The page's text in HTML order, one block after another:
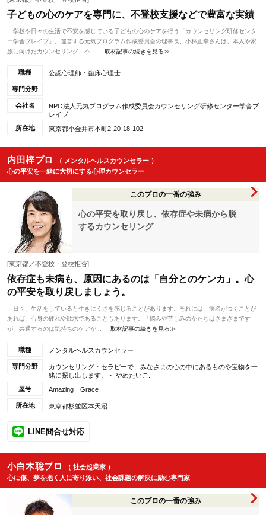
子どもの心のケアを専門に、不登校支援などで豊富な実績
学校や日々の生活で不安を感じている子どもの心のケアを行う「カウンセリング研修センタ
ー学舎ブレイブ」。運営する元気プログラム作成委員会の理事長、小林正幸さんは、本人や家
族に向けたカウンセリング、不...
取材記事の続きを見る≫
職種 公認心理師・臨床心理士
専門分野
会社名
NPO法人元気プログラム作成委員会カウンセリング研修センター学舎ブ
レイブ
所在地
東京都小金井市本町2-20-18-102
内田梓プロ
（ メンタルヘルスカウンセラー ）
心の平安を一緒に大切にする心理カウンセラー
このプロの一番の強み
心の平安を取り戻し、依存症や未病から脱
するカウンセリング
[東京都／不登校・登校拒否]
依存症も未病も、原因にあるのは「自分とのケンカ」。心
の平安を取り戻しましょう。
日々、生活をしていると生きにくさを感じることがあります。それには、病名がつくことが
あれば、心身の疲れや欲求であることもあります。「悩みや苦しみのかたちはさまざまです
が、共通するのは気持ちのケアが...
取材記事の続きを見る≫
職種 メンタルヘルスカウンセラー
専門分野
カウンセリング・セラピーで、みなさまの心の中にあるものや宝物を一
緒に探し出します。・ やめたいこ...
屋号
Amazing Grace
所在地 東京都杉並区本天沼
LINE問合せ対応
小白木聡プロ
（ 社会起業家 ）
心に傷、夢を抱く人に寄り添い、社会課題の解決に励む専門家
このプロの一番の強み